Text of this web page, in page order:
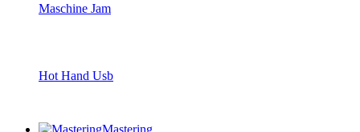
Maschine Jam
Hot Hand Usb
Mastering